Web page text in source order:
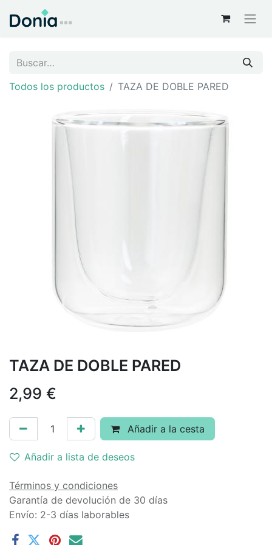
Todos los productos TAZA DE DOBLE PARED
TAZA DE DOBLE PARED
2,99 €
Añadir a la cesta
Añadir a lista de deseos
Términos y condiciones
Garantía de devolución de 30 días
Envío: 2-3 días laborables